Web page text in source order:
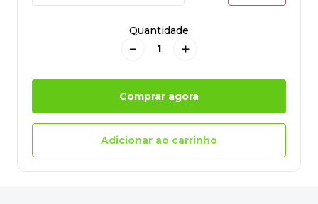
Quantidade
＋
－
Comprar agora
Adicionar ao carrinho